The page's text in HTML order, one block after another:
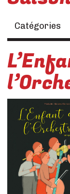
Catégories